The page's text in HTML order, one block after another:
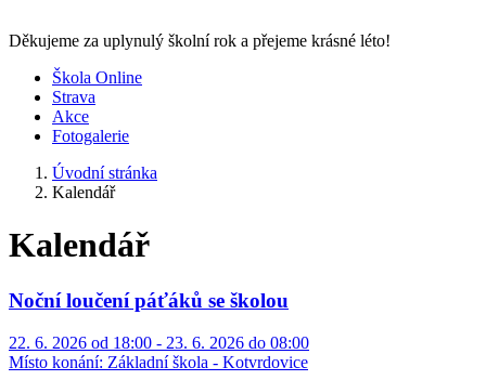
Děkujeme za uplynulý školní rok a přejeme krásné léto!
Škola Online
Strava
Akce
Fotogalerie
Úvodní stránka
Kalendář
Kalendář
Noční loučení páťáků se školou
22. 6. 2026 od 18:00 - 23. 6. 2026 do 08:00
Místo konání: Základní škola - Kotvrdovice